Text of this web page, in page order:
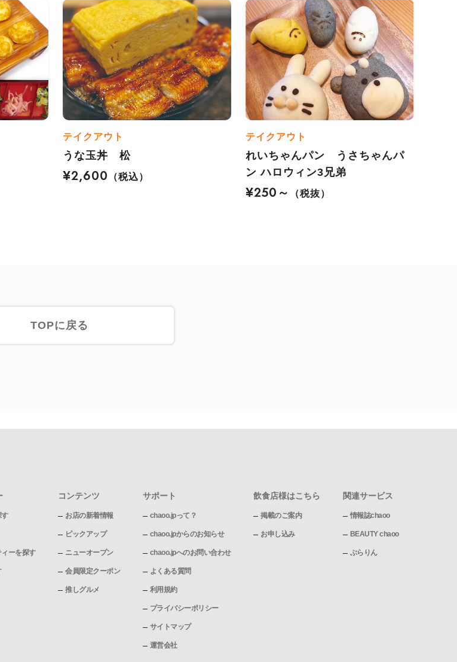
テイクアウト
うな玉丼 松
¥2,600
（税込）
テイクアウト
れいちゃんパン うさちゃんパ
ン ハロウィン3兄弟
¥250～
（税抜）
TOPに戻る
す
ーを探す
コンテンツ
お店の新着情報
ピックアップ
ニューオープン
会員限定クーポン
推しグルメ
サポート
chaoo.jpって？
chaoo.jpからのお知らせ
chaoo.jpへのお問い合わせ
よくある質問
利用規約
プライバシーポリシー
サイトマップ
運営会社
飲食店様はこちら
掲載のご案内
お申し込み
関連サービス
情報誌chaoo
BEAUTY chaoo
ぶらりん